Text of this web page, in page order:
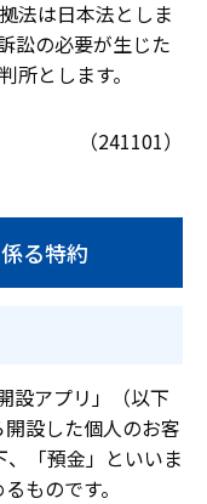
法は日本法としま
訟の必要が生じた
所とします。
（241101）
る特約
設アプリ」（以下
開設した個人のお客
「預金」といいま
ものです。